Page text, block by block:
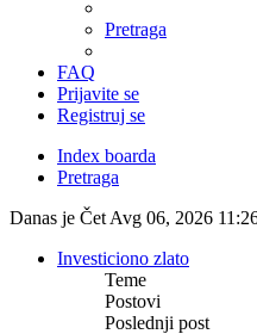
Pretraga
FAQ
Prijavite se
Registruj se
Index boarda
Pretraga
Danas je Čet Avg 06, 2026
Investiciono zlato
Teme
Postovi
Poslednji post